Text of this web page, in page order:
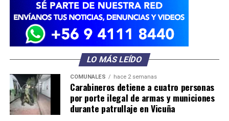
LO MÁS LEÍDO
COMUNALES hace 2 semanas
Carabineros detiene a cuatro personas
por porte ilegal de armas y municiones
durante patrullaje en Vicuña